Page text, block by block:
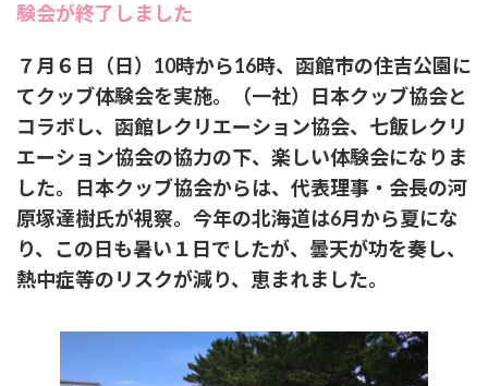
験会が終了しました
７月６日（日）10時から16時、 函館市の住吉公園に
てクッブ体験会を実施。（一社）日本クッブ協会と
コラボし、函館レクリエーション協会、七飯レクリ
エーション協会の協力の下、楽しい体験会になりま
した。日本クッブ協会からは、代表理事・会長の河
原塚達樹氏が視察。今年の北海道は6月から夏にな
り、この日も暑い１日でしたが、曇天が功を奏し、
熱中症等のリスクが減り、恵まれました。